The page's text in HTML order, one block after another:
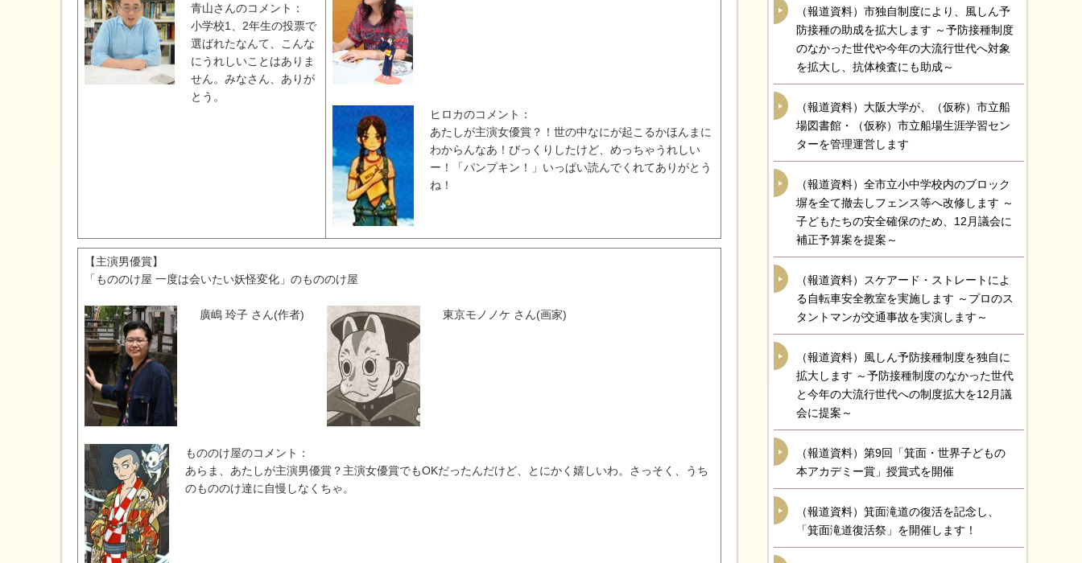
青山さんのコメント：
小学校1、2年生の投票で
選ばれたなんて、こんな
にうれしいことはありま
せん。みなさん、ありが
とう。
ヒロカのコメント：
あたしが主演女優賞？！世の中なにが起こるかほんまに
わからんなあ！びっくりしたけど、めっちゃうれしい
ー！「パンプキン！」いっぱい読んでくれてありがとう
ね！
【主演男優賞】
「もののけ屋 一度は会いたい妖怪変化」のもののけ屋
廣嶋 玲子 さん(作者) 東京モノノケ さん(画家)
もののけ屋のコメント：
あらま、あたしが主演男優賞？主演女優賞でもOKだったんだけど、とにかく嬉しいわ。さっそく、うち
のもののけ達に自慢しなくちゃ。
（報道資料）市独自制度により、風しん予
防接種の助成を拡大します ～予防接種制度
のなかった世代や今年の大流行世代へ対象
を拡大し、抗体検査にも助成～
（報道資料）大阪大学が、（仮称）市立船
場図書館・（仮称）市立船場生涯学習セン
ターを管理運営します
（報道資料）全市立小中学校内のブロック
塀を全て撤去しフェンス等へ改修します ～
子どもたちの安全確保のため、12月議会に
補正予算案を提案～
（報道資料）スケアード・ストレートによ
る自転車安全教室を実施します ～プロのス
タントマンが交通事故を実演します～
（報道資料）風しん予防接種制度を独自に
拡大します ～予防接種制度のなかった世代
と今年の大流行世代への制度拡大を12月議
会に提案～
（報道資料）第9回「箕面・世界子どもの
本アカデミー賞」授賞式を開催
（報道資料）箕面滝道の復活を記念し、
「箕面滝道復活祭」を開催します！